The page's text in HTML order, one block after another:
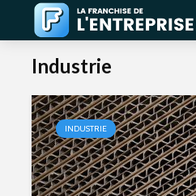
Industrie
INDUSTRIE